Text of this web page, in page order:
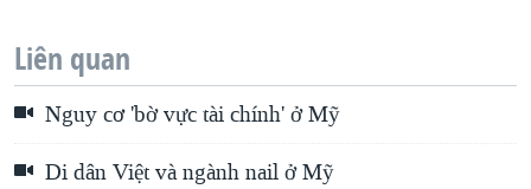
Liên quan
Nguy cơ 'bờ vực tài chính' ở Mỹ
Di dân Việt và ngành nail ở Mỹ